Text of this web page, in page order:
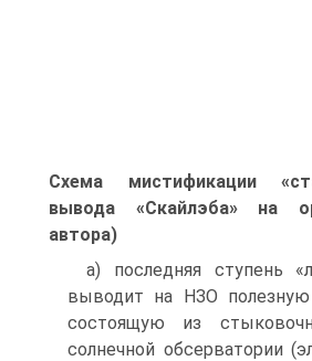
Схема мистификации
вывода «Скайлэба» на
автора)
а) последняя ступень
выводит на НЗО полезную
состоящую из
солнечной обсерватории